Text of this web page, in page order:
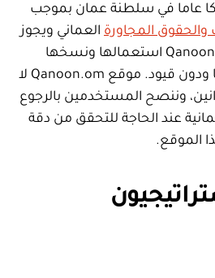
عاما في سلطنة عمان بموجب
المجاورة العماني ويجوز
لمستخدمي موقع Qanoon.om استعمالها ونسخها
ونشرها وترجمتها مجانا ودون قيود. موقع Qanoon.om لا
وننصح المستخدمين بالرجوع
عند الحاجة للتحقق من دقة
الموقع.